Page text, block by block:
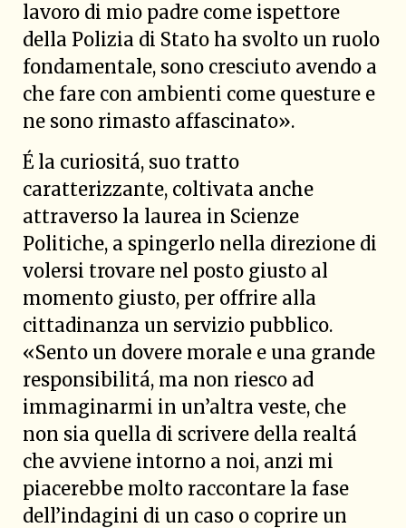
lavoro di mio padre come ispettore
della Polizia di Stato ha svolto un ruolo
fondamentale, sono cresciuto avendo a
che fare con ambienti come questure e
ne sono rimasto affascinato».
É la curiositá, suo tratto
caratterizzante, coltivata anche
attraverso la laurea in Scienze
Politiche, a spingerlo nella direzione di
volersi trovare nel posto giusto al
momento giusto, per offrire alla
cittadinanza un servizio pubblico.
«Sento un dovere morale e una grande
responsibilitá, ma non riesco ad
immaginarmi in un’altra veste, che
non sia quella di scrivere della realtá
che avviene intorno a noi, anzi mi
piacerebbe molto raccontare la fase
dell’indagini di un caso o coprire un